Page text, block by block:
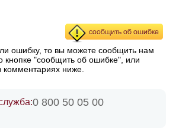
ошибку, то вы можете сообщить нам
кнопке "сообщить об ошибке", или
комментариях ниже.
0 800 50 05 00